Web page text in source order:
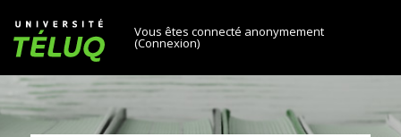
Université TÉLUQ
Vous êtes connecté anonymement
(Connexion)